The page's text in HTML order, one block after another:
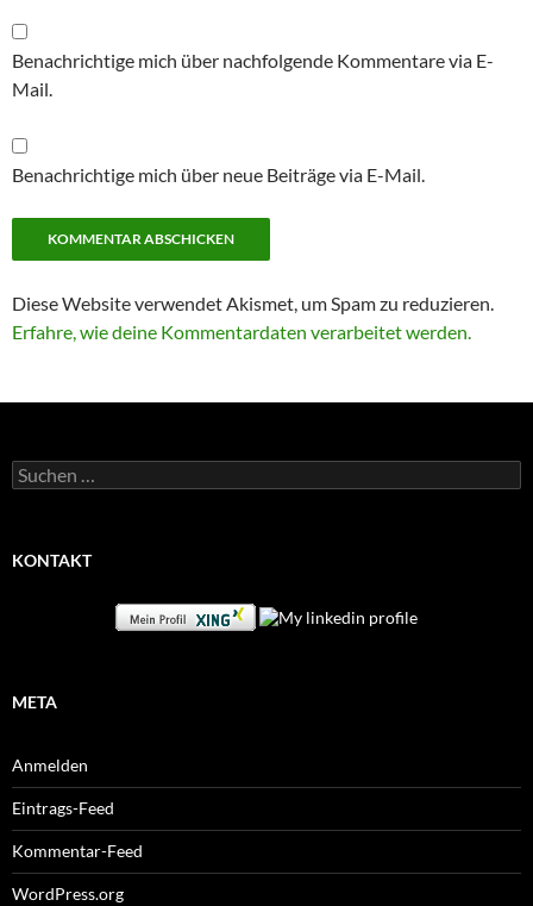
Benachrichtige mich über nachfolgende Kommentare via E-
Mail.
Benachrichtige mich über neue Beiträge via E-Mail.
Diese Website verwendet Akismet, um Spam zu reduzieren.
Erfahre, wie deine Kommentardaten verarbeitet werden.
Suchen
nach:
KONTAKT
META
Anmelden
Eintrags-Feed
Kommentar-Feed
WordPress.org